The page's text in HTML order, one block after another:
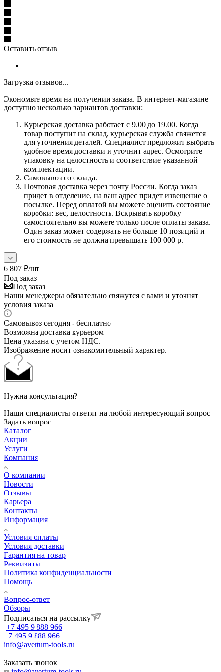
Оставить отзыв
Загрузка отзывов...
Экономьте время на получении заказа. В интернет-магазине
доступно несколько вариантов доставки:
Курьерская доставка работает с 9.00 до 19.00. Когда
товар поступит на склад, курьерская служба свяжется
для уточнения деталей. Специалист предложит выбрать
удобное время доставки и уточнит адрес. Осмотрите
упаковку на целостность и соответствие указанной
комплектации.
Самовывоз со склада.
Почтовая доставка через почту России. Когда заказ
придет в отделение, на ваш адрес придет извещение о
посылке. Перед оплатой вы можете оценить состояние
коробки: вес, целостность. Вскрывать коробку
самостоятельно вы можете только после оплаты заказа.
Один заказ может содержать не больше 10 позиций и
его стоимость не должна превышать 100 000 р.
6 807 ₽/шт
Под заказ
Под заказ
Наши менеджеры обязательно свяжутся с вами и уточнят
условия заказа
Самовывоз сегодня - бесплатно
Возможна доставка курьером
Цена указана с учетом НДС.
Изображение носит ознакомительный характер.
Нужна консультация?
Наши специалисты ответят на любой интересующий вопрос
Задать вопрос
Каталог
Акции
Услуги
Компания
О компании
Новости
Отзывы
Карьера
Контакты
Информация
Условия оплаты
Условия доставки
Гарантия на товар
Реквизиты
Политика конфиденциальности
Помощь
Вопрос-ответ
Обзоры
Подписаться на рассылку
+7 495 9 888 966
+7 495 9 888 966
info@avertum-tools.ru
Заказать звонок